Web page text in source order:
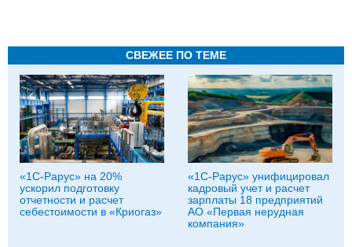
СВЕЖЕЕ ПО ТЕМЕ
«1С-Рарус» на 20%
ускорил подготовку
отчетности и расчет
себестоимости в «Криогаз»
«1С-Рарус» унифицировал
кадровый учет и расчет
зарплаты 18 предприятий
АО «Первая нерудная
компания»